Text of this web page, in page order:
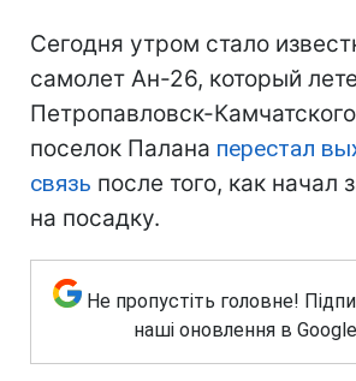
Сегодня утром стало
самолет Ан-26, который
Петропавловск-
поселок Палана перестал
связь после того, как начал
на посадку.
Не пропустіть головне!
наші оновлення в